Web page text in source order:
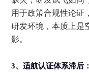
用于政策合规性论证
研发环境，本质上是
影。
3、适航认证体系滞后